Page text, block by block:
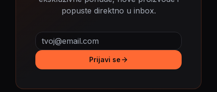
popuste direktno u inbox.
Prijavi se